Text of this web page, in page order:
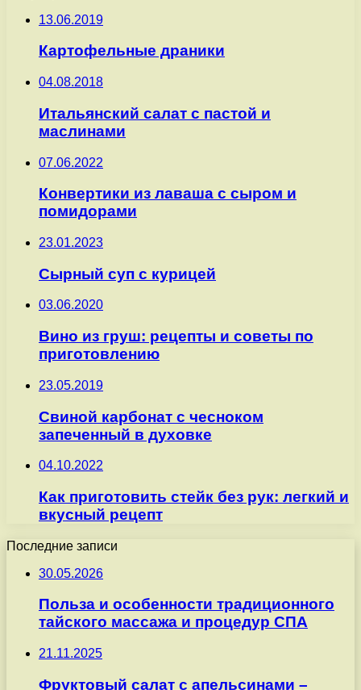
13.06.2019
Картофельные драники
04.08.2018
Итальянский салат с пастой и
маслинами
07.06.2022
Конвертики из лаваша с сыром и
помидорами
23.01.2023
Сырный суп с курицей
03.06.2020
Вино из груш: рецепты и советы по
приготовлению
23.05.2019
Свиной карбонат с чесноком
запеченный в духовке
04.10.2022
Как приготовить стейк без рук: легкий и
вкусный рецепт
Последние записи
30.05.2026
Польза и особенности традиционного
тайского массажа и процедур СПА
21.11.2025
Фруктовый салат с апельсинами –